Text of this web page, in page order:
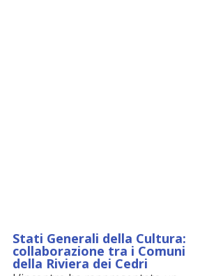
Stati Generali della Cultura:
collaborazione tra i Comuni
della Riviera dei Cedri